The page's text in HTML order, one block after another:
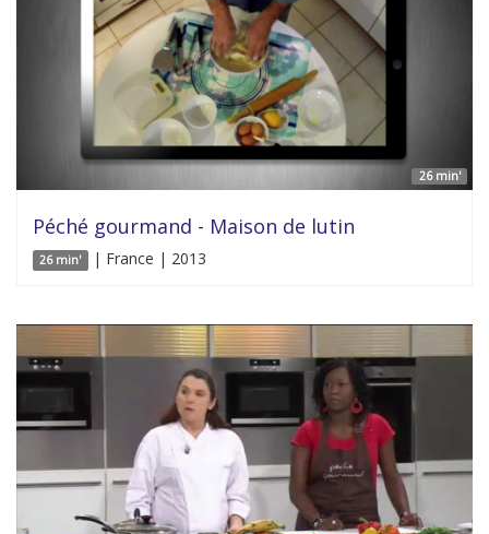
26 min'
Péché gourmand - Maison de lutin
26 min' | France | 2013